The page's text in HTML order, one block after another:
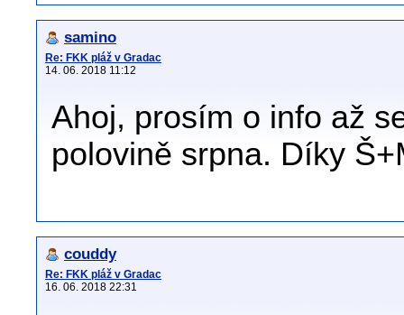
samino
Re: FKK pláž v Gradac
14. 06. 2018 11:12
Ahoj, prosím o info až
polovině srpna. Díky
couddy
Re: FKK pláž v Gradac
16. 06. 2018 22:31